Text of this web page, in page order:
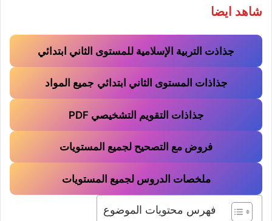
شاهد ايضا
جذاذت التربية الإسلامية للمستوى الثاني ابتدائي
جذاذات المستوى الثاني ابتدائي جميع المواد
جذاذات التقويم التشخيصي PDF
فروض مع التصحيح لجميع المستويات
ملخصات الدروس لجميع المستويات
فهرس محتويات الموضوع